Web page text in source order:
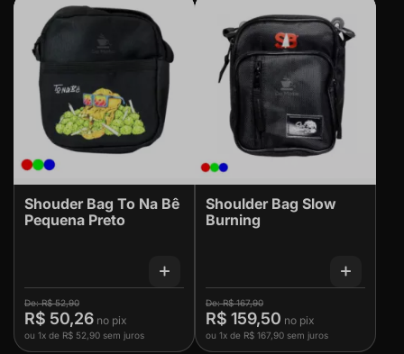
Shouder Bag To Na Bê
Pequena Preto
R$ 52,90
R$ 50,26
ou 1x de R$ 52,90 sem juros
Shoulder Bag Slow
Burning
R$ 167,90
R$ 159,50
ou 1x de R$ 167,90 sem juros